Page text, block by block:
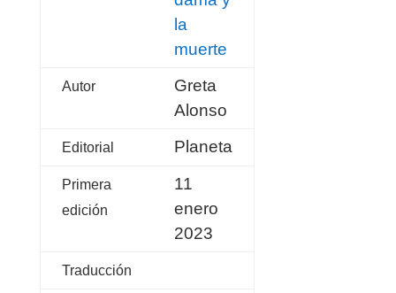
la
muerte
Autor
Greta
Alonso
Editorial Planeta
Primera
edición
11
enero
2023
Traducción